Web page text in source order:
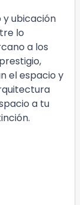
y ubicación
lo
a los
el espacio y
a tu